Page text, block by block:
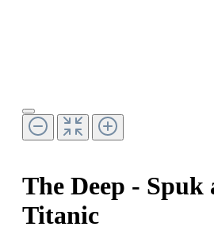
The Deep - Spuk
Titanic